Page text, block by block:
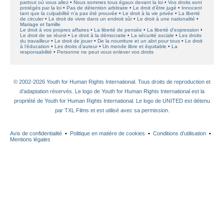
partout où vous allez
Nous sommes tous égaux devant la loi
Vos droits sont
protégés par la loi
Pas de détention arbitraire Le droit d’être jugé
Innocent
tant que la culpabilité n’a pas été prouvée
Le droit à la vie privée
La liberté
de circuler
Le droit de vivre dans un endroit sûr
Le droit à une nationalité
Mariage et famille
Le droit à vos propres affaires
La liberté de pensée
La liberté d’expression
Le droit de se réunir
Le droit à la démocratie La sécurité sociale
Les droits
du travailleur
Le droit de jouer De la nourriture et un abri pour tous
Le droit
à l’éducation
Les droits d’auteur Un monde libre et équitable
La
responsabilité
Personne ne peut vous enlever vos droits
© 2002-2026 Youth for Human Rights International. Tous droits de reproduction et
d’adaptation réservés. Le logo de Youth for Human Rights International est la
propriété de Youth for Human Rights International. Le logo de UNITED est détenu
par TXL Films et est utilisé avec sa permission.
Avis de confidentialité • Politique en matière de cookies • Conditions d’utilisation •
Mentions légales